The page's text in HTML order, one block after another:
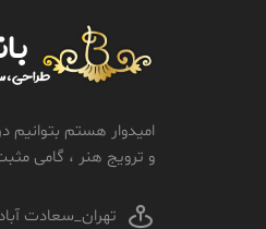
امیدوار هستم
و ترویج هنر ، گامی
تهران_سعادت آباد_